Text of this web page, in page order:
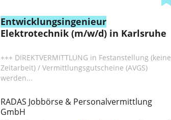
Entwicklungsingenieur
Elektrotechnik (m/w/d) in Karlsruhe
+++ DIREKTVERMITTLUNG in Festanstellung (keine
Zeitarbeit) / Vermittlungsgutscheine (AVGS)
werden...
RADAS Jobbörse & Personalvermittlung
GmbH